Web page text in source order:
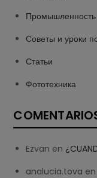
Промышленность
Советы и уроки
Статьи
Фототехника
Ezvan en
analucia.tova en